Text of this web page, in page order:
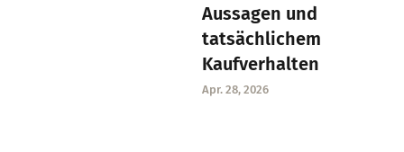
Aussagen und
tatsächlichem
Kaufverhalten
Apr. 28, 2026